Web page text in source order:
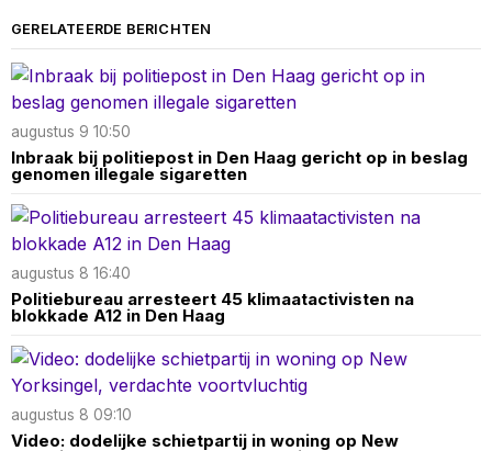
GERELATEERDE BERICHTEN
augustus 9 10:50
Inbraak bij politiepost in Den Haag gericht op in beslag
genomen illegale sigaretten
augustus 8 16:40
Politiebureau arresteert 45 klimaatactivisten na
blokkade A12 in Den Haag
augustus 8 09:10
Video: dodelijke schietpartij in woning op New